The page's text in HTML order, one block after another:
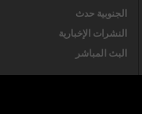
الجنوبية حدث
النشرات الإخبارية
البث المباشر